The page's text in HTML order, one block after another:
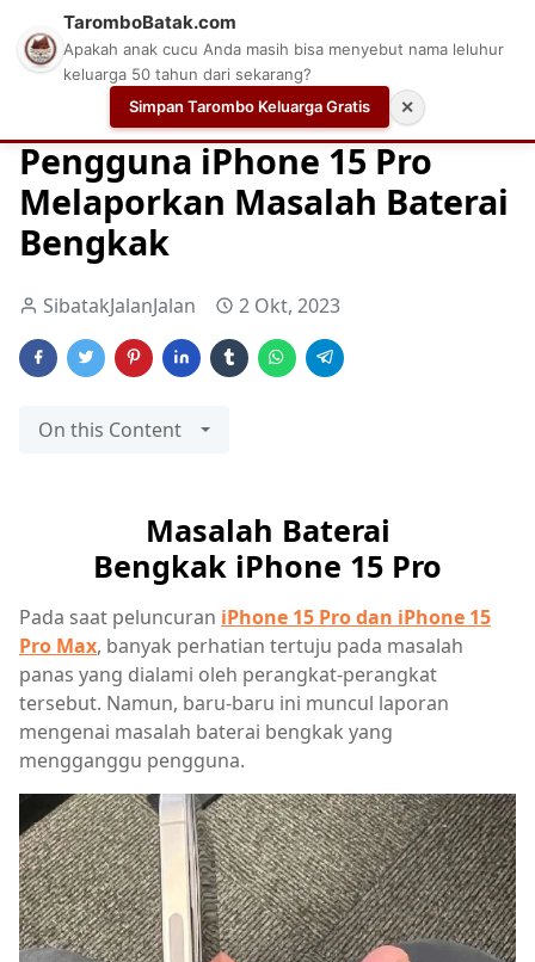
iPhone IPHONE 15 iPhone Bekas
Pengguna iPhone 15 Pro
Melaporkan Masalah Baterai
Bengkak
SibatakJalanJalan 2 Okt, 2023
On this Content
Masalah Baterai
Bengkak iPhone 15 Pro
Pada saat peluncuran iPhone 15 Pro dan iPhone 15
Pro Max, banyak perhatian tertuju pada masalah
panas yang dialami oleh perangkat-perangkat
tersebut. Namun, baru-baru ini muncul laporan
mengenai masalah baterai bengkak yang
mengganggu pengguna.
TaromboBatak.com
Apakah anak cucu Anda masih bisa menyebut nama leluhur
keluarga 50 tahun dari sekarang?
Simpan Tarombo Keluarga Gratis
✕